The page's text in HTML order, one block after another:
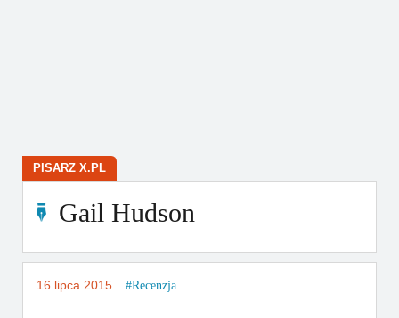
PISARZ X.PL
Gail Hudson
16 lipca 2015 Recenzja